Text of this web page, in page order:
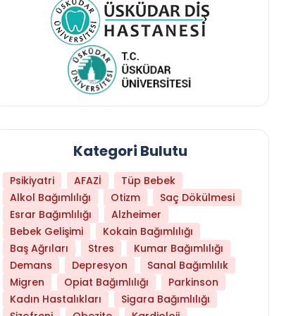
Beyin Metastazı Nedir? Kanser Beyne Nasıl
Kategori Bulutu
Psikiyatri AFAZİ
Tüp Bebek
Alkol Bağımlılığı
Otizm
Saç Dökülmesi
Esrar Bağımlılığı
Alzheimer
Bebek Gelişimi
Kokain Bağımlılığı
Baş Ağrıları
Stres
Kumar Bağımlılığı
Demans
Depresyon
Sanal Bağımlılık
Migren
Opiat Bağımlılığı
Parkinson
Kadın Hastalıkları
Sigara Bağımlılığı